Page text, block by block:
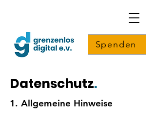
Spenden
Datenschutz.
1. Allgemeine Hinweise